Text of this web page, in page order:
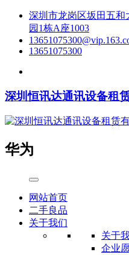
深圳市龙岗区坂田五和
园1栋A座1003
13651075300
深圳恒讯达通讯设备租
华为
网站首页
二手良品
关于我们
关于
企业